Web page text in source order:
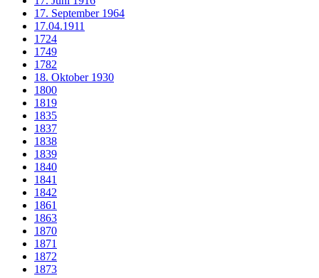
17. September 1964
17.04.1911
1724
1749
1782
18. Oktober 1930
1800
1819
1835
1837
1838
1839
1840
1841
1842
1861
1863
1870
1871
1872
1873